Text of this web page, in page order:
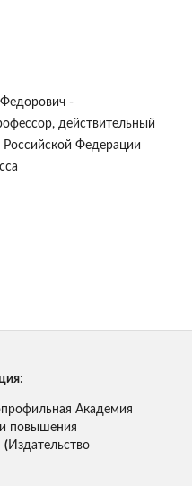
-
действительный
Российской Федерации
:
Академия
и повышения
(Издательство